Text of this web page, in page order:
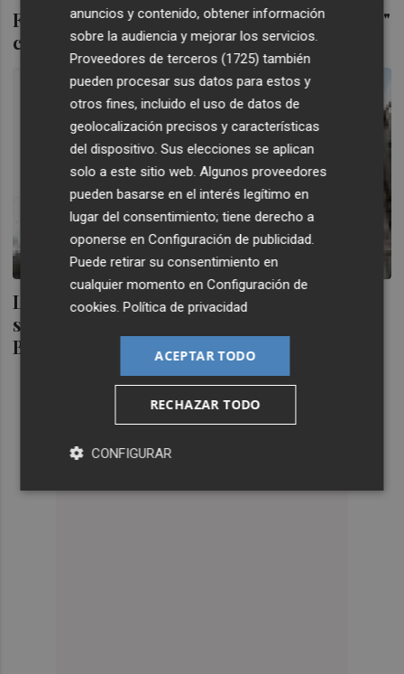
Fabra espera que Alcón dimita "hoy mismo"
como asesora de Barberá
La Fundación Bancaja
se fusiona con la antigua Fundación
Bancaja
anuncios y contenido, obtener información
sobre la audiencia y mejorar los servicios.
Proveedores de terceros (1725) también
pueden procesar sus datos para estos y
otros fines, incluido el uso de datos de
geolocalización precisos y características
del dispositivo. Sus elecciones se aplican
solo a este sitio web. Algunos proveedores
pueden basarse en el interés legítimo en
lugar del consentimiento; tiene derecho a
oponerse enConfiguración de publicidad
Puede retirar su consentimiento en
cualquier momento enConfiguración de
cookies .Política de privacidad
ACEPTAR TODO
RECHAZAR TODO
CONFIGURAR